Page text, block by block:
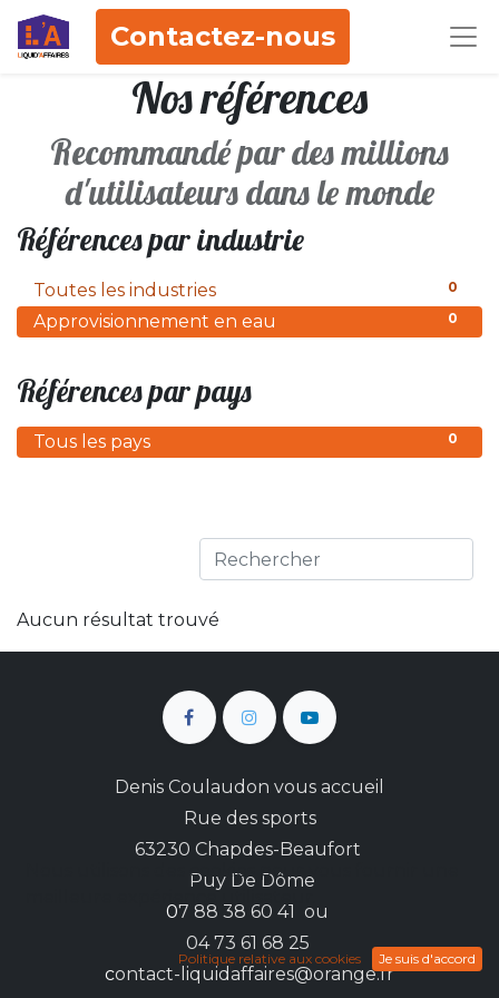
Contactez-nous
Nos références
Recommandé par des millions
d'utilisateurs dans le monde
Références par industrie
0
Toutes les industries
0
Approvisionnement en eau
Références par pays
0
Tous les pays
Aucun résultat trouvé
Denis Coulaudon vous accueil
Rue des sports
63230 Chapdes-Beaufort
Puy De Dôme
07 88 38 60 41 ou
04 73 61 68 25
contact-liquidaffaires@orange.fr
Nous utilisons des cookies pour vous fournir une
meilleure expérience utilisateur.
Politique relative aux cookies Je suis d'accord